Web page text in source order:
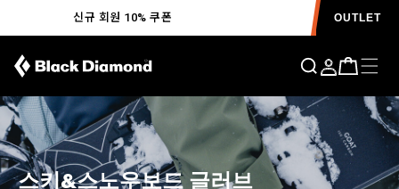
신규 회원 10% 쿠폰 OUTLET
스키&스노우보드 글러브